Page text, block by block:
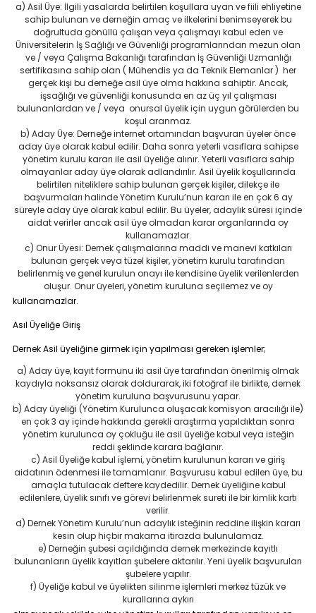
a) Asil Üye: İlgili yasalarda belirtilen koşullara uyan ve fiili ehliyetine
sahip bulunan ve derneğin amaç ve ilkelerini benimseyerek bu
doğrultuda gönüllü çalışan veya çalışmayı kabul eden ve
Üniversitelerin İş Sağlığı ve Güvenliği programlarından mezun olan
ve / veya Çalışma Bakanlığı tarafından İş Güvenliği Uzmanlığı
sertifikasına sahip olan ( Mühendis ya da Teknik Elemanlar ) her
gerçek kişi bu derneğe asil üye olma hakkına sahiptir. Ancak,
işsağlığı ve güvenliği konusunda en az üç yıl çalışması
bulunanlardan ve / veya onursal üyelik için uygun görülerden bu
koşul aranmaz.
b) Aday Üye: Derneğe internet ortamından başvuran üyeler önce
aday üye olarak kabul edilir. Daha sonra yeterli vasıflara sahipse
yönetim kurulu kararı ile asil üyeliğe alınır. Yeterli vasıflara sahip
olmayanlar aday üye olarak adlandırılır. Asil üyelik koşullarında
belirtilen niteliklere sahip bulunan gerçek kişiler, dilekçe ile
başvurmaları halinde Yönetim Kurulu’nun kararı ile en çok 6 ay
süreyle aday üye olarak kabul edilir. Bu üyeler, adaylık süresi içinde
aidat verirler ancak asil üye olmadan karar organlarında oy
kullanamazlar.
c) Onur Üyesi: Dernek çalışmalarına maddi ve manevi katkıları
bulunan gerçek veya tüzel kişiler, yönetim kurulu tarafından
belirlenmiş ve genel kurulun onayı ile kendisine üyelik verilenlerden
oluşur. Onur üyeleri, yönetim kuruluna seçilemez ve oy
kullanamazlar.
Asıl Üyeliğe Giriş
Dernek Asil üyeliğine girmek için yapılması gereken işlemler;
a) Aday üye, kayıt formunu iki asil üye tarafından önerilmiş olmak
kaydıyla noksansız olarak doldurarak, iki fotoğraf ile birlikte, dernek
yönetim kuruluna başvurusunu yapar.
b) Aday üyeliği (Yönetim Kurulunca oluşacak komisyon aracılığı ile)
en çok 3 ay içinde hakkında gerekli araştırma yapıldıktan sonra
yönetim kurulunca oy çokluğu ile asil üyeliğe kabul veya isteğin
reddi şeklinde karara bağlanır.
c) Asil Üyeliğe kabul işlemi, yönetim kurulunun kararı ve giriş
aidatının ödenmesi ile tamamlanır. Başvurusu kabul edilen üye, bu
amaçla tutulacak deftere kaydedilir. Dernek üyeliğine kabul
edilenlere, üyelik sınıfı ve görevi belirlenmek sureti ile bir kimlik kartı
verilir.
d) Dernek Yönetim Kurulu’nun adaylık isteğinin reddine ilişkin kararı
kesin olup hiçbir makama itirazda bulunulamaz.
e) Derneğin şubesi açıldığında dernek merkezinde kayıtlı
bulunanların üyelik kayıtları şubelere aktarılır. Yeni üyelik başvuruları
şubelere yapılır.
f) Üyeliğe kabul ve üyelikten silinme işlemleri merkez tüzük ve
kurallarına aykırı